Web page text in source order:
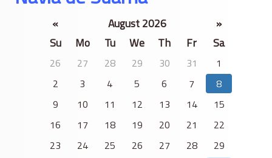
« August 2026
»
Su
Mo Tu We Th Fr Sa
26 27 28 29 30 31
1
2
3 4 5 6 7
8
9
10 11 12 13 14
15
16
17 18 19 20 21
22
23
24 25 26 27 28
29